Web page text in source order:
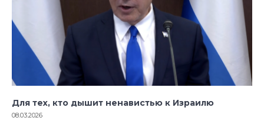
Для тех, кто дышит ненавистью к Израилю
08.03.2026